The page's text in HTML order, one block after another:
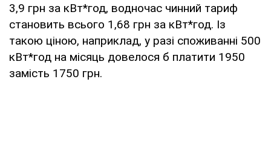
3,9 грн за кВт*год, водночас чинний тариф
становить всього 1,68 грн за кВт*год. Із
такою ціною, наприклад, у разі споживанні 500
кВт*год на місяць довелося б платити 1950
замість 1750 грн.